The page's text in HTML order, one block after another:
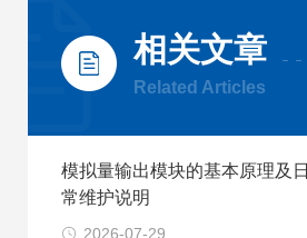
相关文章
Related Articles
模拟量输出模块的基本原理及日
常维护说明
2026-07-29